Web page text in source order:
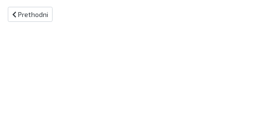
Prethodni članak: Kiseljak: Audicija za žensku pjevačku klapu
Prethodni